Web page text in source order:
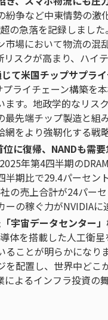
紛争など中東情勢の
の急落を記録しまし
市場において物流の
スクが高まり、ハイ
て米国チップサプラ
ライチェーン構築を
す。地政学的なリ
先端チップ製造と
をより強靭化する戦
に復帰、NANDも需
年第4四半期の
半期比で29.4パーセ
の売上合計が24パー
の稼ぐ力がNVIDIAに
宇宙データセンター
体を搭載した人工衛
ることが明らかにな
を配置し、世界中ど
よるインフラ投資の